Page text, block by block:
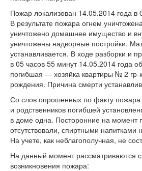
Пожар локализован 14.05.2014 года в
В результате пожара огнем
уничтожено домашнее имущество и
уничтожены надворные постройки.
устанавливается. В ходе разборки и
в 05 часов 55 минут 14.05.2014 года
погибшая — хозяйка квартиры № 2 гр-
рождения. Причина смерти
Со слов опрошенных по факту пожара
и родственников погибшей
в доме одна. Посторонние на момент
отсутствовали, спиртными напитками
На учете, как неблагополучная, не
На данный момент рассматриваются
возникновения пожара: